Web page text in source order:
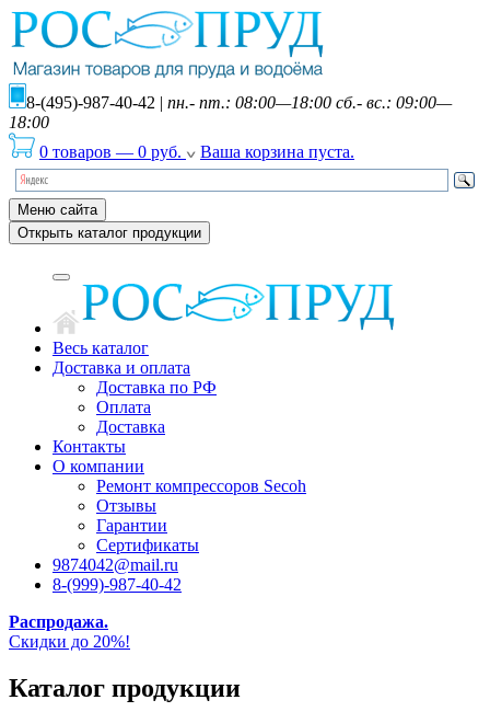
8-(495)-987-40-42 | пн.- пт.: 08:00—18:00 сб.- вс.: 09:00—
18:00
0 товаров — 0 руб. Ваша корзина пуста.
Меню сайта
Открыть каталог продукции
Весь каталог
Доставка и оплата
Доставка по РФ
Оплата
Доставка
Контакты
О компании
Ремонт компрессоров Secoh
Отзывы
Гарантии
Сертификаты
9874042@mail.ru
8-(999)-987-40-42
Распродажа.
Скидки до 20%!
Каталог продукции